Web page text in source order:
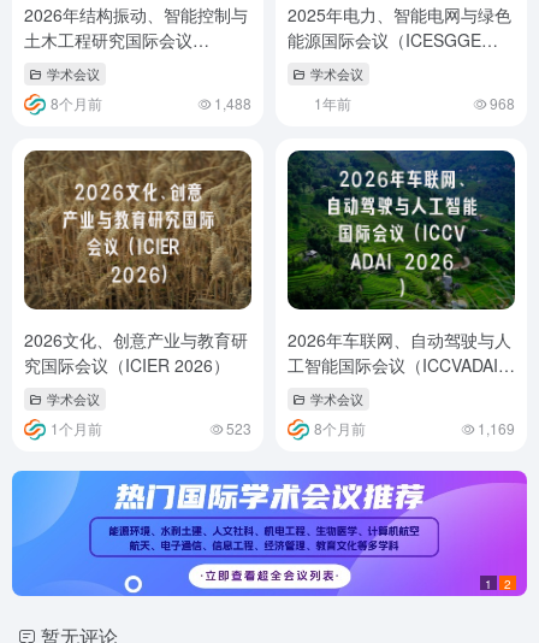
2026年结构振动、智能控制与
土木工程研究国际会议
（SVICCER 2026）
学术会议
8个月前 1,488
2025年电力、智能电网与绿色
能源国际会议（ICESGGE
2025）
学术会议
1年前 968
2026文化、创意产业与教育研
究国际会议（ICIER 2026）
学术会议
1个月前 523
2026年车联网、自动驾驶与人
工智能国际会议（ICCVADAI
2026）
学术会议
8个月前 1,169
1 2
暂无评论